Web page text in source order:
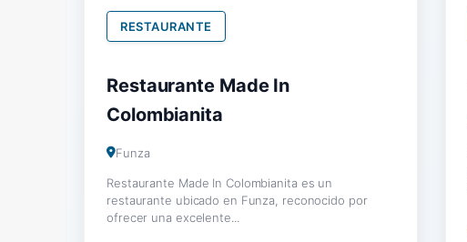
RESTAURANTE
Restaurante Made In
Colombianita
Funza
Restaurante Made In Colombianita es un
restaurante ubicado en Funza, reconocido por
ofrecer una excelente...